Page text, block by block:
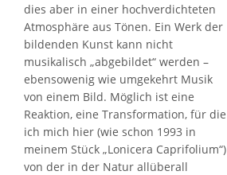
dies aber in einer hochverdichteten
Atmosphäre aus Tönen. Ein Werk der
bildenden Kunst kann nicht
musikalisch „abgebildet“ werden –
ebensowenig wie umgekehrt Musik
von einem Bild. Möglich ist eine
Reaktion, eine Transformation, für die
ich mich hier (wie schon 1993 in
meinem Stück „Lonicera Caprifolium“)
von der in der Natur allüberall